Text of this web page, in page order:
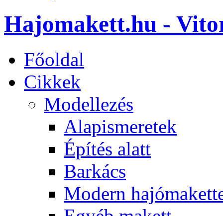
Hajomakett.hu -
Főoldal
Cikkek
Modellezés
Alapismeretek
Építés alatt
Barkács
Modern